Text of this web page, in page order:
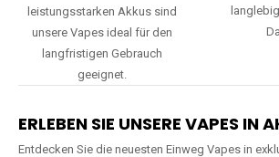
leistungsstarken Akkus sind
unsere Vapes ideal für den
langfristigen Gebrauch
geeignet.
ERLEBEN SIE UNSERE VAPES IN
Entdecken Sie die neuesten Einweg Vapes in